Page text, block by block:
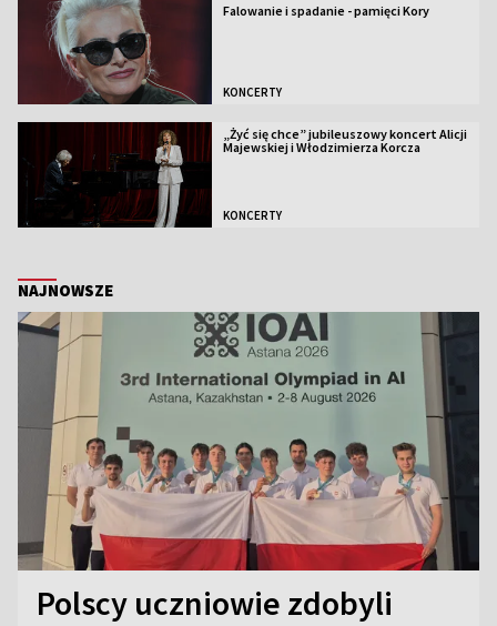
Falowanie i spadanie - pamięci Kory
KONCERTY
„Żyć się chce” jubileuszowy koncert Alicji
Majewskiej i Włodzimierza Korcza
KONCERTY
NAJNOWSZE
Polscy uczniowie zdobyli